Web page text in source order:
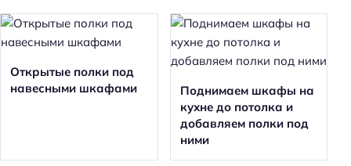
Открытые полки под
навесными шкафами
Поднимаем шкафы на
кухне до потолка и
добавляем полки под
ними